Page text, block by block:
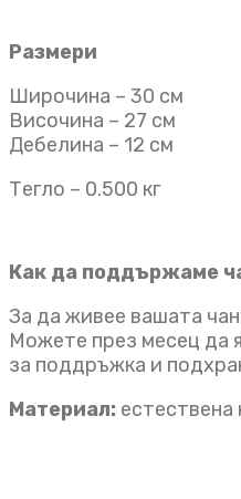
Размери
Широчина – 30 см
Височина – 27 см
Дебелина – 12 см
Тегло – 0.500 кг
Как да поддържаме
За да живее вашата
Можете през месец да
за поддръжка и
Материал: естествена